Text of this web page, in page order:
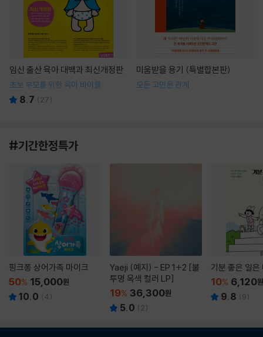
임신 출산 육아 대백과 최신개정판
초보 부모를 위한 육아 바이블
8.7 ( 27)
미움받을 용기 (특별합본판)
모든 고민은 관계
#기간한정특가
핑크퐁 상어가족 마이크
50% 15,000원
10.0 (4)
Yaeji (예지) - EP 1+2 [불
투명 옥색 컬러 LP]
19% 36,300원
5.0 ( 2)
기분 좋은 일은
10% 6,120원
9.8 (9)